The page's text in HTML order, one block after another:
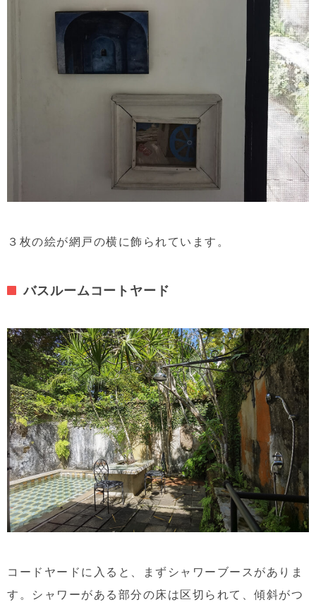
３枚の絵が網戸の横に飾られています。
バスルームコートヤード
コードヤードに入ると、まずシャワーブースがありま
す。シャワーがある部分の床は区切られて、傾斜がつ